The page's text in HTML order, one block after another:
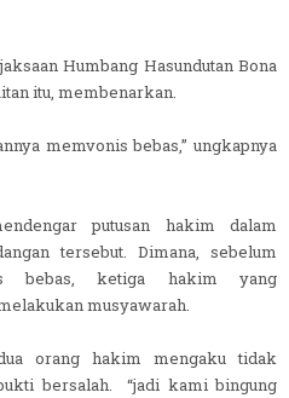
Humbang Hasundutan Bona
itu, membenarkan.
memvonis bebas,” ungkapnya
putusan hakim dalam
tersebut. Dimana, sebelum
bebas, ketiga hakim yang
musyawarah.
orang hakim mengaku tidak
bersalah. “jadi kami bingung